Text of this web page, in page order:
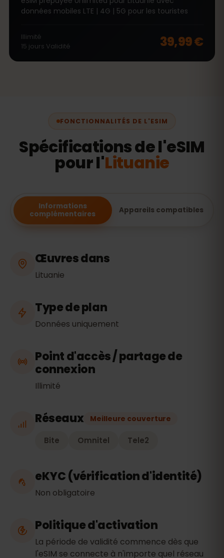
données mobiles LTE | 4G | 5G pour les touristes
Illimité
15 jours Validité 39,99 €
FONCTIONNALITÉS DE L'ESIM
Spécifications de l'eSIM
pour l'Lituanie
Informations
complémentaires
Appareils compatibles
Œuvres dans
Lituanie
Type de plan
Données uniquement
Point d'accès / partage de
connexion
Illimité
Réseaux Meilleure couverture
Bite Omnitel Tele2
eKYC (vérification d'identité)
Non obligatoire
Politique d'activation
La période de validité commence dès que
l'eSIM se connecte à n'importe quel réseau